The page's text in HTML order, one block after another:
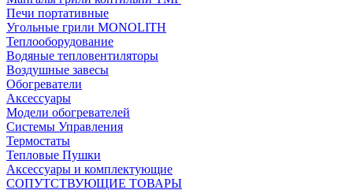
Печи портативные
Угольные грили MONOLITH
Теплооборудование
Водяные тепловентиляторы
Воздушные завесы
Обогреватели
Аксессуары
Модели обогревателей
Системы Управления
Термостаты
Тепловые Пушки
Аксессуары и комплектующие
СОПУТСТВУЮЩИЕ ТОВАРЫ